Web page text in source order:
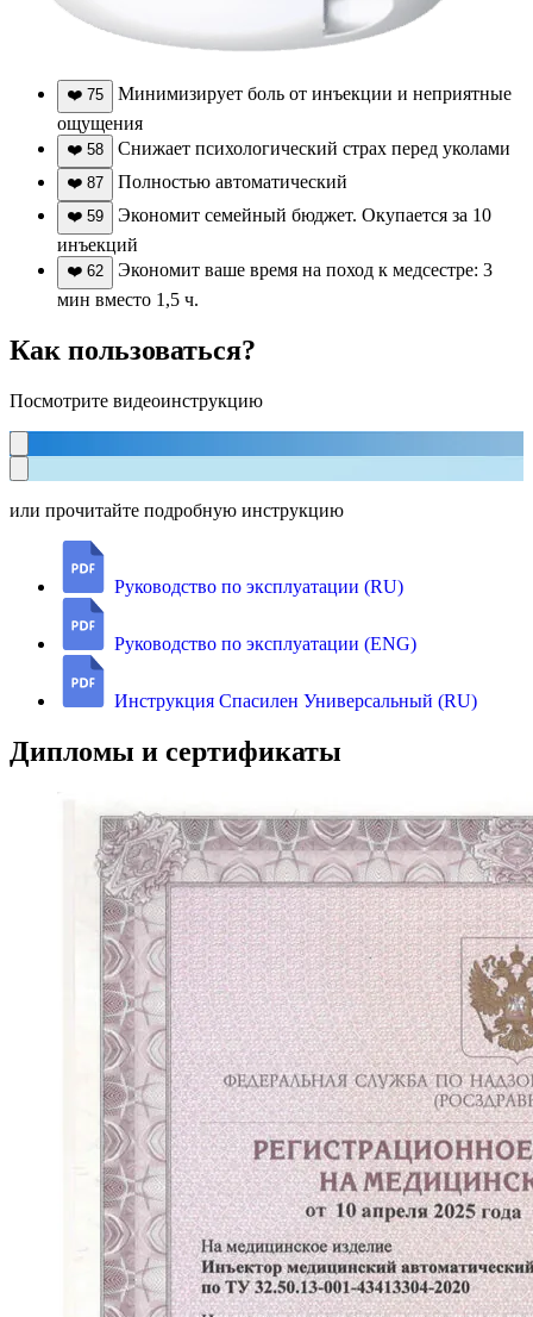
❤️ 75
Минимизирует боль от инъекции и неприятные
ощущения
❤️ 58 Снижает психологический страх перед уколами
❤️ 87 Полностью автоматический
❤️ 59
Экономит семейный бюджет. Окупается за 10
инъекций
❤️ 62
Экономит ваше время на поход к медсестре: 3
мин вместо 1,5 ч.
Как пользоваться?
Посмотрите видеоинструкцию
или прочитайте подробную инструкцию
Руководство по эксплуатации (RU)
Руководство по эксплуатации (ENG)
Инструкция Спасилен Универсальный (RU)
Дипломы и сертификаты